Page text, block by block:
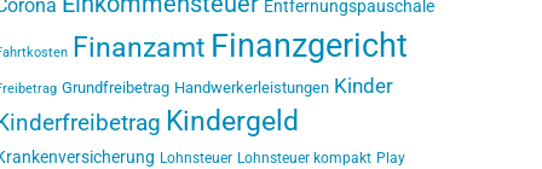
Entfernungspauschale
Finanzamt Finanzgericht
Grundfreibetrag Handwerkerleistungen Kinder
Kindergeld
Lohnsteuer Lohnsteuer kompakt Play